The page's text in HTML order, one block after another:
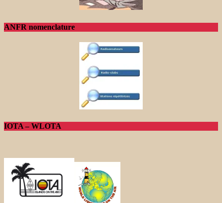
ANFR nomenclature
IOTA – WLOTA